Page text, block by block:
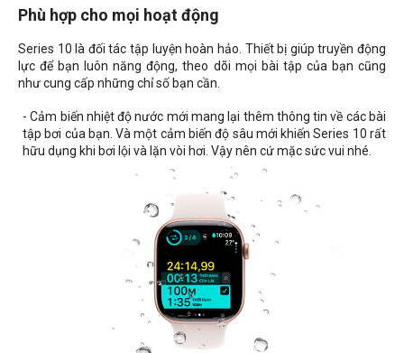
Phù hợp cho mọi hoạt động
Series 10 là đối tác tập luyện hoàn hảo. Thiết bị giúp truyền động
lực để bạn luôn năng động, theo dõi mọi bài tập của bạn cũng
như cung cấp những chỉ số bạn cần.
- Cảm biến nhiệt độ nước mới mang lại thêm thông tin về các bài
tập bơi của bạn. Và một cảm biến độ sâu mới khiến Series 10 rất
hữu dụng khi bơi lội và lặn vòi hơi. Vậy nên cứ mặc sức vui nhé.